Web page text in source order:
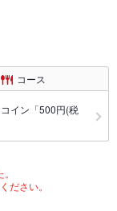
コース
イン「500円(税
ださい。